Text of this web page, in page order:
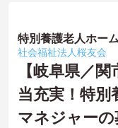
特別養護老人ホー
社会福祉法人桜友会
【岐阜県／
当充実！特
マネジャーの